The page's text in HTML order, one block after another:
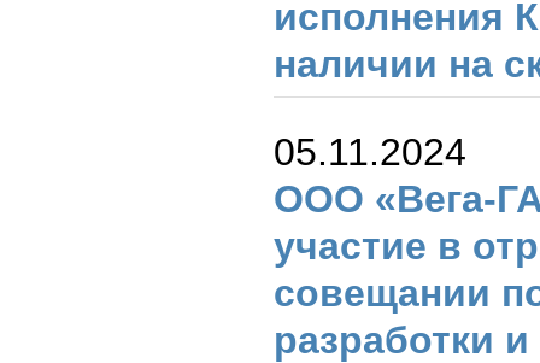
исполнения
наличии на
05.11.2024
ООО «Вега-
участие в
совещании
разработки